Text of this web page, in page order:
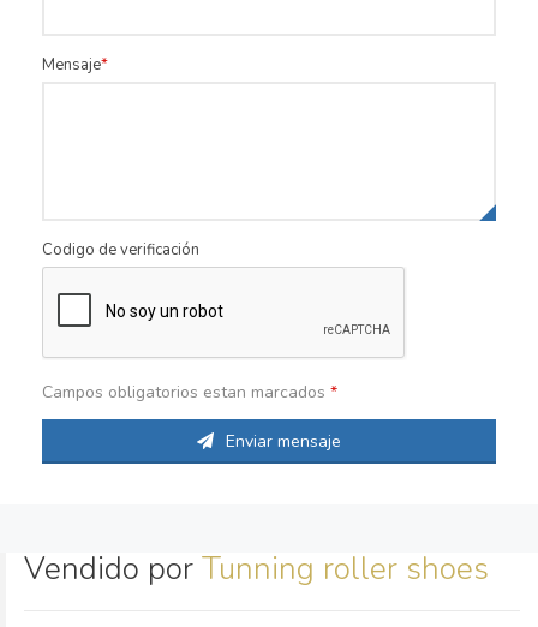
Mensaje
Codigo de verificación
Campos obligatorios estan marcados *
Enviar mensaje
Vendido por Tunning roller shoes